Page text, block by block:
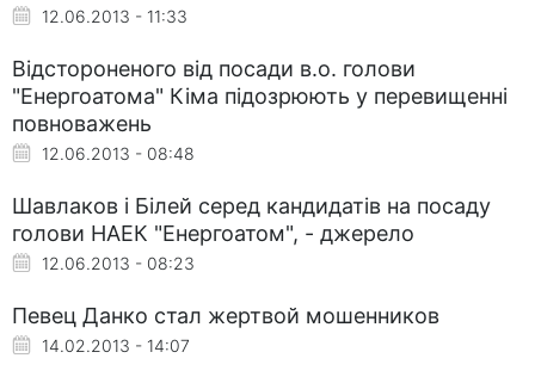
12.06.2013 - 11:33
Відстороненого від посади в.о. голови
"Енергоатома" Кіма підозрюють у перевищенні
повноважень
12.06.2013 - 08:48
Шавлаков і Білей серед кандидатів на посаду
голови НАЕК "Енергоатом", - джерело
12.06.2013 - 08:23
Певец Данко стал жертвой мошенников
14.02.2013 - 14:07